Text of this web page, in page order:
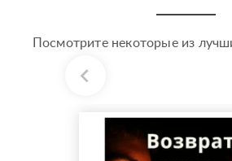
Посмотрите некоторые из